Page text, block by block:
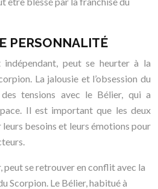
PERSONNALITÉ
peut se heurter à la
La jalousie et l’obsession du
tensions avec le Bélier, qui a
Il est important que les deux
besoins et leurs émotions pour
peut se retrouver en conflit avec la
Scorpion. Le Bélier, habitué à